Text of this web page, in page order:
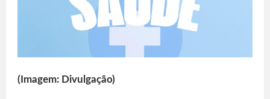
(Imagem: Divulgação)